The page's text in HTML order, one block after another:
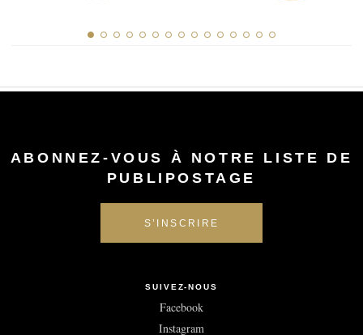
ABONNEZ-VOUS À NOTRE LISTE DE
PUBLIPOSTAGE
SUIVEZ-NOUS
Facebook
Instagram